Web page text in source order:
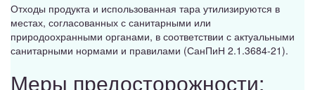
Отходы продукта и использованная тара утилизируются в
местах, согласованных с санитарными или
природоохранными органами, в соответствии с актуальными
санитарными нормами и правилами (СанПиН 2.1.3684-21).
Меры предосторожности: